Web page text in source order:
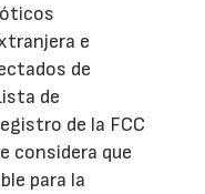
e
de
de
de la FCC
considera que
para la